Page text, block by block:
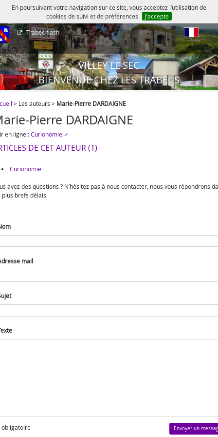
En poursuivant votre navigation sur ce site, vous acceptez l’utilisation de
cookies de suivi et de préférences
J’accepte
Trabec flash
VILLEY LE SEC
BIENVENUE CHEZ LES TRABECS
> Les auteurs > Marie-Pierre DARDAIGNE
Pierre DARDAIGNE
en ligne :Curionomie
DE CET AUTEUR (1)
Curionomie
avez des questions ? N’hésitez pas à nous contacter, nous vous répondrons
plus brefs délais
mail